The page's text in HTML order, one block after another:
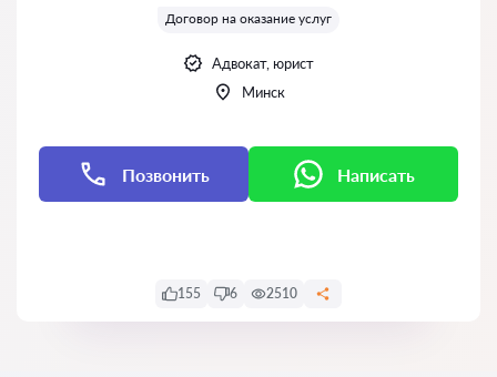
Договор на оказание услуг
Адвокат, юрист
Минск
Позвонить Написать
155 6 2510